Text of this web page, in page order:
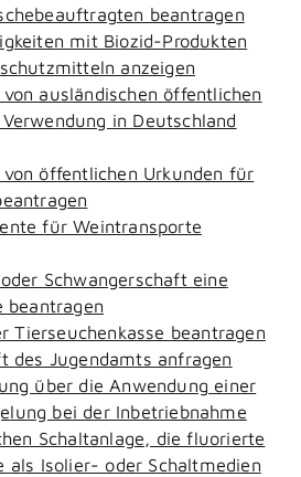
beantragen
mit Biozid-Produkten
anzeigen
ausländischen öffentlichen
in Deutschland
von öffentlichen Urkunden für
für Weintransporte
Schwangerschaft eine
beantragen
Tierseuchenkasse beantragen
des Jugendamts anfragen
über die Anwendung einer
bei der Inbetriebnahme
Schaltanlage, die fluorierte
als Isolier- oder Schaltmedien